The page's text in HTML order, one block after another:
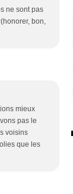
ne sont pas
bon,
mieux
pas le
voisins
que les